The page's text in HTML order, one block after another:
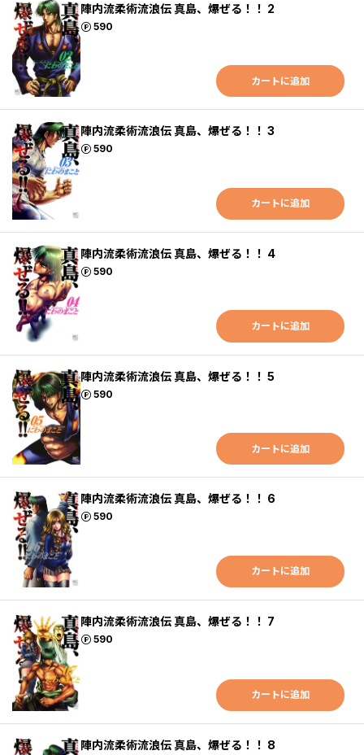
陣内流柔術流浪伝 真島、爆ぜる！！ 2
590
ポイント
カートに追加
陣内流柔術流浪伝 真島、爆ぜる！！ 3
590
ポイント
カートに追加
陣内流柔術流浪伝 真島、爆ぜる！！ 4
590
ポイント
カートに追加
陣内流柔術流浪伝 真島、爆ぜる！！ 5
590
ポイント
カートに追加
陣内流柔術流浪伝 真島、爆ぜる！！ 6
590
ポイント
カートに追加
陣内流柔術流浪伝 真島、爆ぜる！！ 7
590
ポイント
カートに追加
陣内流柔術流浪伝 真島、爆ぜる！！ 8